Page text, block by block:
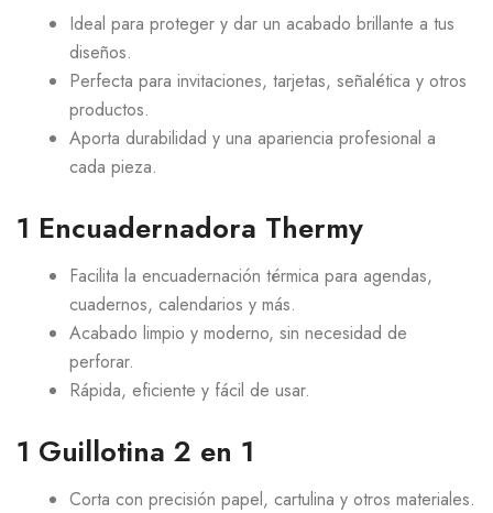
Ideal para proteger y dar un acabado brillante a tus
diseños.
Perfecta para invitaciones, tarjetas, señalética y otros
productos.
Aporta durabilidad y una apariencia profesional a
cada pieza.
1 Encuadernadora Thermy
Facilita la encuadernación térmica para agendas,
cuadernos, calendarios y más.
Acabado limpio y moderno, sin necesidad de
perforar.
Rápida, eficiente y fácil de usar.
1 Guillotina 2 en 1
Corta con precisión papel, cartulina y otros materiales.